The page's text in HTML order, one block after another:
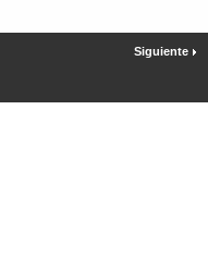
Siguiente